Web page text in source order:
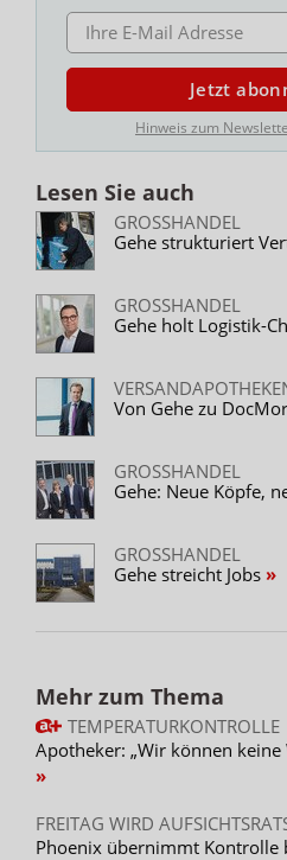
E-MAIL ADRESSE
Jetzt
Hinweis zum
Lesen Sie auch
GROSSHANDEL
Gehe strukturiert
GROSSHANDEL
Gehe holt Logistik-
Von Gehe zu
GROSSHANDEL
Gehe: Neue Köpfe,
GROSSHANDEL
Gehe streicht Jobs
Mehr zum Thema
TEMPERATURKONTROLLE
Apotheker: „Wir können
FREITAG WIRD
Phoenix übernimmt Kontrolle